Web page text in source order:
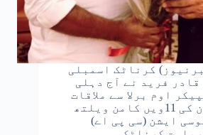
کرناٹک اسمبلی
فرید نے آج دہلی
اوم برلا سے ملاقات
کی اور بھارت زون کی 11ویں کامن ویلتھ
ایشن (سی پی اے)